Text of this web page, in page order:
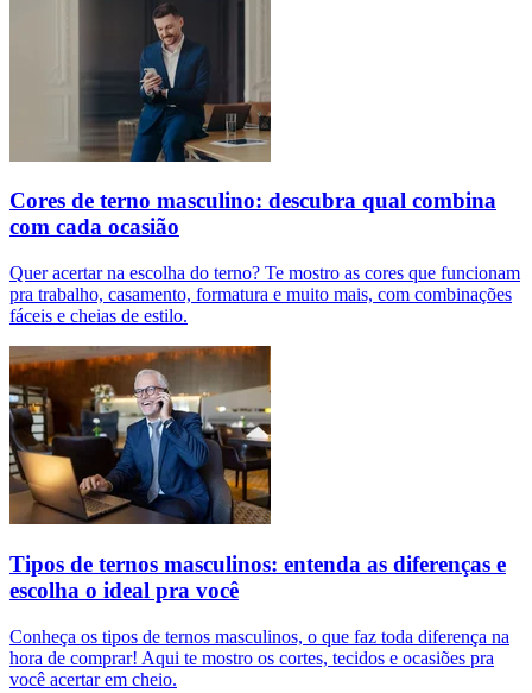
Cores de terno masculino: descubra qual combina
com cada ocasião
Quer acertar na escolha do terno? Te mostro as cores que funcionam
pra trabalho, casamento, formatura e muito mais, com combinações
fáceis e cheias de estilo.
Tipos de ternos masculinos: entenda as diferenças e
escolha o ideal pra você
Conheça os tipos de ternos masculinos, o que faz toda diferença na
hora de comprar! Aqui te mostro os cortes, tecidos e ocasiões pra
você acertar em cheio.